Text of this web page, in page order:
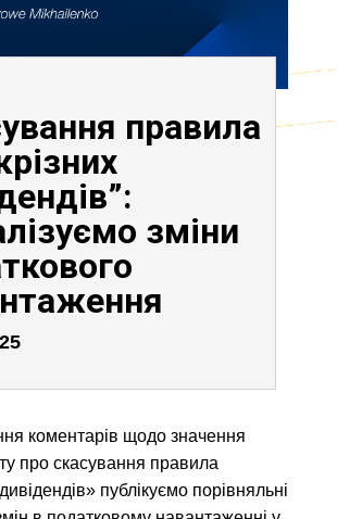
правила
зміни
коментарів щодо значення
про скасування правила
публікуємо порівняльні